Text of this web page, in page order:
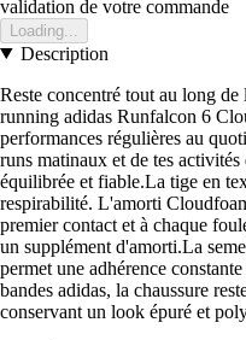
validation de votre commande
Loading...
Description
Reste concentré tout au long de
running adidas Runfalcon 6
performances régulières au
runs matinaux et de tes
équilibrée et fiable.La tige en
respirabilité. L'amorti
premier contact et à chaque
un supplément d'amorti.La
permet une adhérence
bandes adidas, la chaussure
conservant un look épuré et